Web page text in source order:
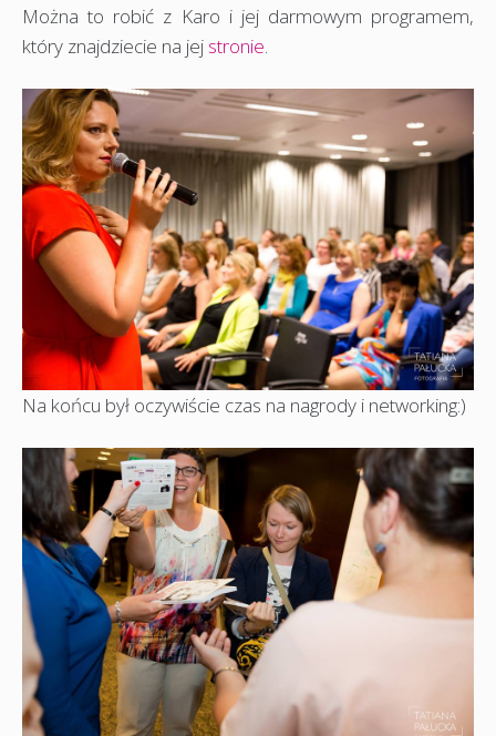
Można to robić z Karo i jej darmowym programem,
który znajdziecie na jej stronie.
Na końcu był oczywiście czas na nagrody i networking:)